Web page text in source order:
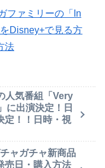
ファミリーの「In
Disney+で見る方
法
人気番組「Very
に出演決定！日
定！！日時・視
ャガチャ新商品
売日・購入方法